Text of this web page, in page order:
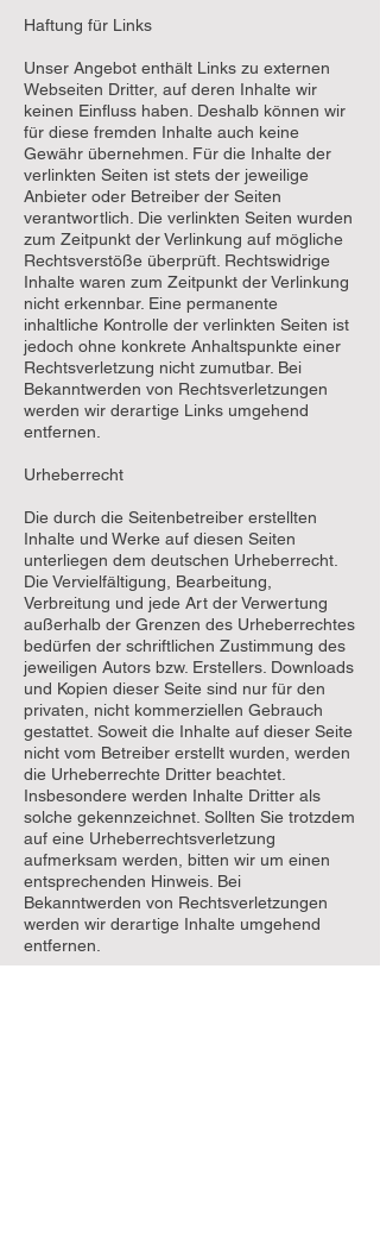
Haftung für Links
Unser Angebot enthält Links zu externen
Webseiten Dritter, auf deren Inhalte wir
keinen Einfluss haben. Deshalb können wir
für diese fremden Inhalte auch keine
Gewähr übernehmen. Für die Inhalte der
verlinkten Seiten ist stets der jeweilige
Anbieter oder Betreiber der Seiten
verantwortlich. Die verlinkten Seiten wurden
zum Zeitpunkt der Verlinkung auf mögliche
Rechtsverstöße überprüft. Rechtswidrige
Inhalte waren zum Zeitpunkt der Verlinkung
nicht erkennbar. Eine permanente
inhaltliche Kontrolle der verlinkten Seiten ist
jedoch ohne konkrete Anhaltspunkte einer
Rechtsverletzung nicht zumutbar. Bei
Bekanntwerden von Rechtsverletzungen
werden wir derartige Links umgehend
entfernen.
Urheberrecht
Die durch die Seitenbetreiber erstellten
Inhalte und Werke auf diesen Seiten
unterliegen dem deutschen Urheberrecht.
Die Vervielfältigung, Bearbeitung,
Verbreitung und jede Art der Verwertung
außerhalb der Grenzen des Urheberrechtes
bedürfen der schriftlichen Zustimmung des
jeweiligen Autors bzw. Erstellers. Downloads
und Kopien dieser Seite sind nur für den
privaten, nicht kommerziellen Gebrauch
gestattet. Soweit die Inhalte auf dieser Seite
nicht vom Betreiber erstellt wurden, werden
die Urheberrechte Dritter beachtet.
Insbesondere werden Inhalte Dritter als
solche gekennzeichnet. Sollten Sie trotzdem
auf eine Urheberrechtsverletzung
aufmerksam werden, bitten wir um einen
entsprechenden Hinweis. Bei
Bekanntwerden von Rechtsverletzungen
werden wir derartige Inhalte umgehend
entfernen.